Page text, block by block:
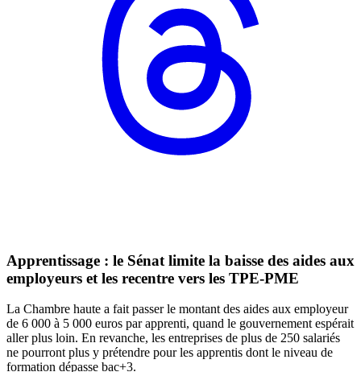
Apprentissage : le Sénat limite la baisse des aides aux
employeurs et les recentre vers les TPE-PME
La Chambre haute a fait passer le montant des aides aux employeur
de 6 000 à 5 000 euros par apprenti, quand le gouvernement espérait
aller plus loin. En revanche, les entreprises de plus de 250 salariés
ne pourront plus y prétendre pour les apprentis dont le niveau de
formation dépasse bac+3.